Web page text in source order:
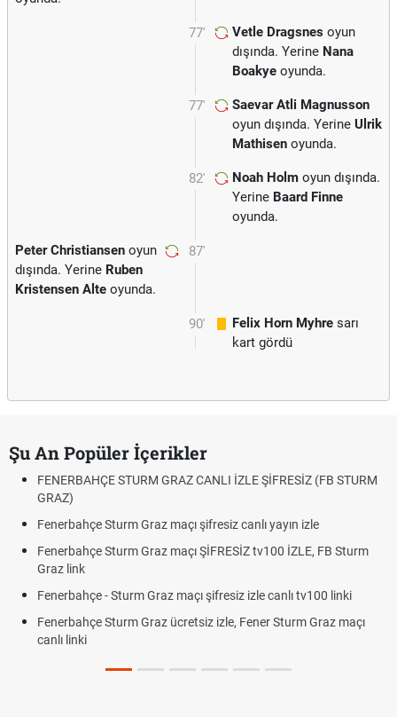
77' Vetle Dragsnes oyun
dışında. Yerine Nana
Boakye oyunda.
77'
Saevar Atli Magnusson
oyun dışında. Yerine Ulrik
Mathisen oyunda.
82' Noah Holm oyun dışında.
Yerine Baard Finne
oyunda.
87'
Peter Christiansen oyun
dışında. Yerine Ruben
Kristensen Alte oyunda.
90' Felix Horn Myhre sarı
kart gördü
Şu An Popüler İçerikler
FENERBAHÇE STURM GRAZ CANLI İZLE ŞİFRESİZ (FB STURM
GRAZ)
Fenerbahçe Sturm Graz maçı şifresiz canlı yayın izle
Fenerbahçe Sturm Graz maçı ŞİFRESİZ tv100 İZLE, FB Sturm
Graz link
Fenerbahçe - Sturm Graz maçı şifresiz izle canlı tv100 linki
Fenerbahçe Sturm Graz ücretsiz izle, Fener Sturm Graz maçı
canlı linki